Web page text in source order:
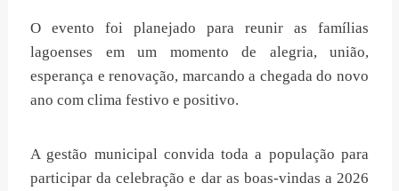
O evento foi planejado para reunir as famílias
lagoenses em um momento de alegria, união,
esperança e renovação, marcando a chegada do novo
ano com clima festivo e positivo.
A gestão municipal convida toda a população para
participar da celebração e dar as boas-vindas a 2026